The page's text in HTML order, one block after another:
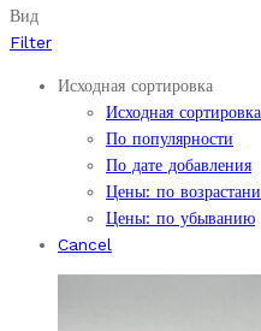
Вид
Filter
Исходная сортировка
Исходная сортировка
По популярности
По дате добавления
Цены: по
Цены: по убыванию
Cancel